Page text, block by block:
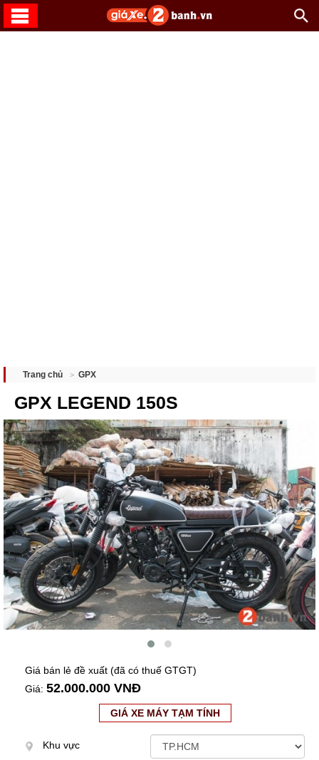
Trang chủ GPX
GPX LEGEND 150S
Giá bán lẻ đề xuất (đã có thuế GTGT)
Giá: 52.000.000 VNĐ
GIÁ XE MÁY TẠM TÍNH
Khu vực